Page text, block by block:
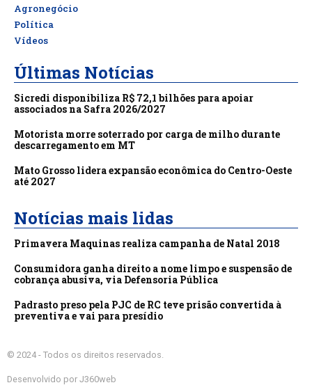
Agronegócio
Política
Vídeos
Últimas Notícias
Sicredi disponibiliza R$ 72,1 bilhões para apoiar
associados na Safra 2026/2027
Motorista morre soterrado por carga de milho durante
descarregamento em MT
Mato Grosso lidera expansão econômica do Centro-Oeste
até 2027
Notícias mais lidas
Primavera Maquinas realiza campanha de Natal 2018
Consumidora ganha direito a nome limpo e suspensão de
cobrança abusiva, via Defensoria Pública
Padrasto preso pela PJC de RC teve prisão convertida à
preventiva e vai para presídio
© 2024 - Todos os direitos reservados.
Desenvolvido por J360web